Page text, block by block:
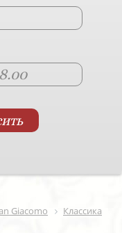
Giacomo
Классика